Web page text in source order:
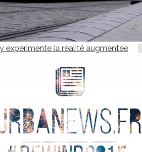
expérimente la réalité augmentée